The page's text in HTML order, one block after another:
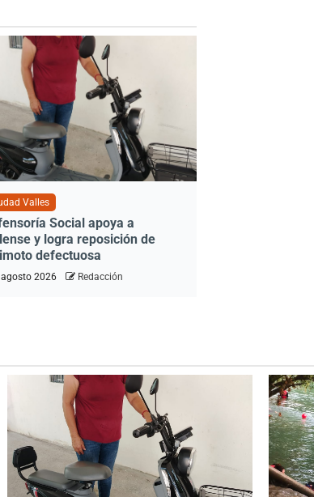
Valles
Social apoya a
y logra reposición de
defectuosa
2026 Redacción